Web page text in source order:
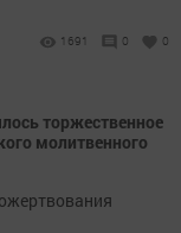
1691 0 0
торжественное
молитвенного